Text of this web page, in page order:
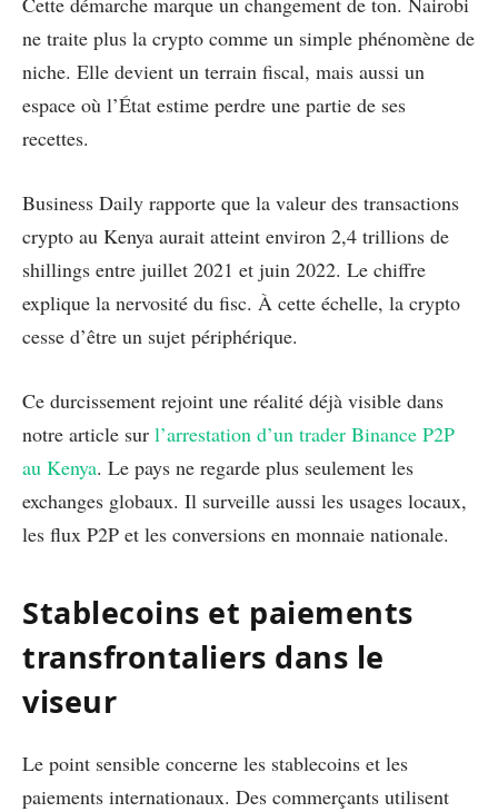
ne traite plus la crypto comme un simple phénomène de
niche. Elle devient un terrain fiscal, mais aussi un
espace où l’État estime perdre une partie de ses
recettes.
Business Daily rapporte que la valeur des transactions
crypto au Kenya aurait atteint environ 2,4 trillions de
shillings entre juillet 2021 et juin 2022. Le chiffre
explique la nervosité du fisc. À cette échelle, la crypto
cesse d’être un sujet périphérique.
Ce durcissement rejoint une réalité déjà visible dans
notre article sur l’arrestation d’un trader Binance P2P
au Kenya. Le pays ne regarde plus seulement les
exchanges globaux. Il surveille aussi les usages locaux,
les flux P2P et les conversions en monnaie nationale.
Stablecoins et paiements
transfrontaliers dans le
viseur
Le point sensible concerne les stablecoins et les
paiements internationaux. Des commerçants utilisent